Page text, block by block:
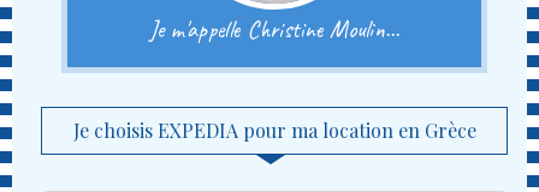
Je m'appelle Christine Moulin...
Je choisis EXPEDIA pour ma location en Grèce